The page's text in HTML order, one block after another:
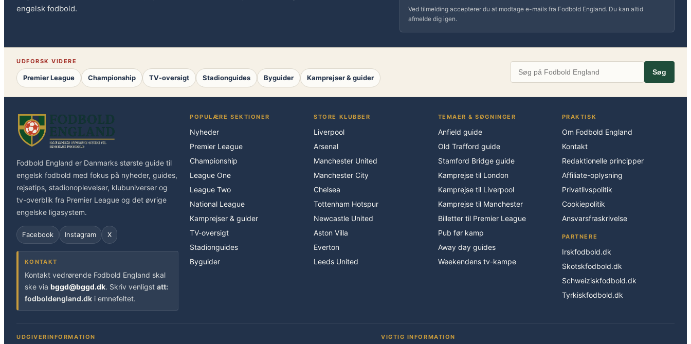
engelsk fodbold.
Ved tilmelding accepterer du at modtage e-mails fra Fodbold England. Du kan altid
afmelde dig igen.
UDFORSK VIDERE
Premier League Championship TV-oversigt Stadionguides Byguider Kamprejser & guider
Søg
Fodbold England er Danmarks største guide til
engelsk fodbold med fokus på nyheder, guides,
rejsetips, stadionoplevelser, klubuniverser og
tv-overblik fra Premier League og det øvrige
engelske ligasystem.
Facebook Instagram X
KONTAKT
Kontakt vedrørende Fodbold England skal
ske via bggd@bggd.dk. Skriv venligst att:
fodboldengland.dk i emnefeltet.
POPULÆRE SEKTIONER
Nyheder
Premier League
Championship
League One
League Two
National League
Kamprejser & guider
TV-oversigt
Stadionguides
Byguider
STORE KLUBBER
Liverpool
Arsenal
Manchester United
Manchester City
Chelsea
Tottenham Hotspur
Newcastle United
Aston Villa
Everton
Leeds United
TEMAER & SØGNINGER
Anfield guide
Old Trafford guide
Stamford Bridge guide
Kamprejse til London
Kamprejse til Liverpool
Kamprejse til Manchester
Billetter til Premier League
Pub før kamp
Away day guides
Weekendens tv-kampe
PRAKTISK
Om Fodbold England
Kontakt
Redaktionelle principper
Affiliate-oplysning
Privatlivspolitik
Cookiepolitik
Ansvarsfraskrivelse
PARTNERE
Irskfodbold.dk
Skotskfodbold.dk
Schweiziskfodbold.dk
Tyrkiskfodbold.dk
UDGIVERINFORMATION VIGTIG INFORMATION